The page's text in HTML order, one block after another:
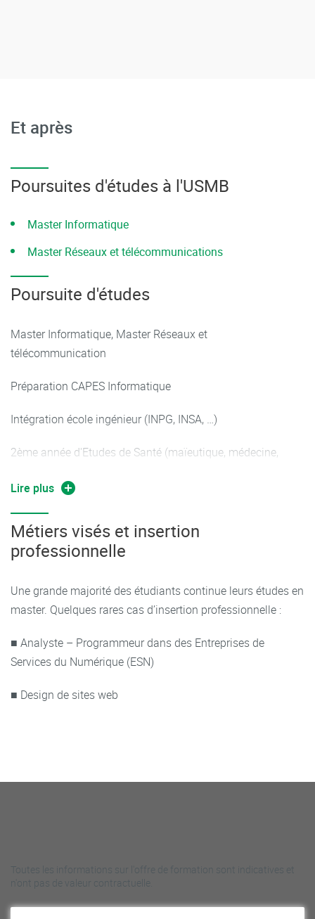
Et après
Poursuites d'études à l'USMB
Master Informatique
Master Réseaux et télécommunications
Poursuite d'études
Master Informatique, Master Réseaux et
télécommunication
Préparation CAPES Informatique
Intégration école ingénieur (INPG, INSA, …)
2ème année d'Etudes de Santé (maïeutique, médecine,
le module santé et sous condition de classement.
d'informations sur la Licence Accès Santé (LAS).
Lire plus
Métiers visés et insertion
professionnelle
Une grande majorité des étudiants continue leurs études en
master. Quelques rares cas d’insertion professionnelle :
■ Analyste – Programmeur dans des Entreprises de
Services du Numérique (ESN)
■ Design de sites web
Toutes les informations sur l'offre de formation sont indicatives et
n'ont pas de valeur contractuelle.